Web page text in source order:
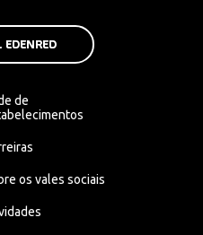
EDENRED
de
os vales sociais